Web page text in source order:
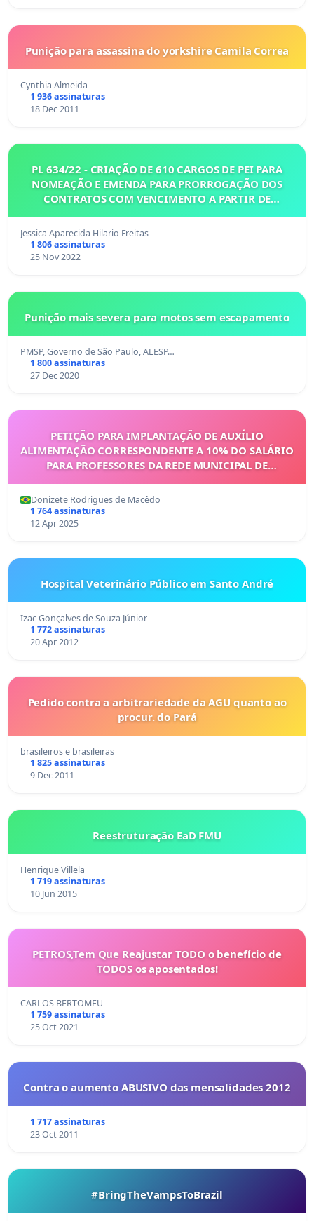
Punição para assassina do yorkshire Camila Correa
Cynthia Almeida
1 936 assinaturas
18 Dec 2011
PL 634/22 - CRIAÇÃO DE 610 CARGOS DE PEI PARA
NOMEAÇÃO E EMENDA PARA PRORROGAÇÃO DOS
CONTRATOS COM VENCIMENTO A PARTIR DE
Jessica Aparecida Hilario Freitas
1 806 assinaturas
25 Nov 2022
Punição mais severa para motos sem escapamento
PMSP, Governo de São Paulo, ALESP…
1 800 assinaturas
27 Dec 2020
PETIÇÃO PARA IMPLANTAÇÃO DE AUXÍLIO
ALIMENTAÇÃO CORRESPONDENTE A 10% DO SALÁRIO
PARA PROFESSORES DA REDE MUNICIPAL DE
Donizete Rodrigues de Macêdo
1 764 assinaturas
12 Apr 2025
Hospital Veterinário Público em Santo André
Izac Gonçalves de Souza Júnior
1 772 assinaturas
20 Apr 2012
Pedido contra a arbitrariedade da AGU quanto ao
procur. do Pará
brasileiros e brasileiras
1 825 assinaturas
9 Dec 2011
Reestruturação EaD FMU
Henrique Villela
1 719 assinaturas
10 Jun 2015
PETROS,Tem Que Reajustar TODO o benefício de
TODOS os aposentados!
CARLOS BERTOMEU
1 759 assinaturas
25 Oct 2021
Contra o aumento ABUSIVO das mensalidades 2012
1 717 assinaturas
23 Oct 2011
#BringTheVampsToBrazil